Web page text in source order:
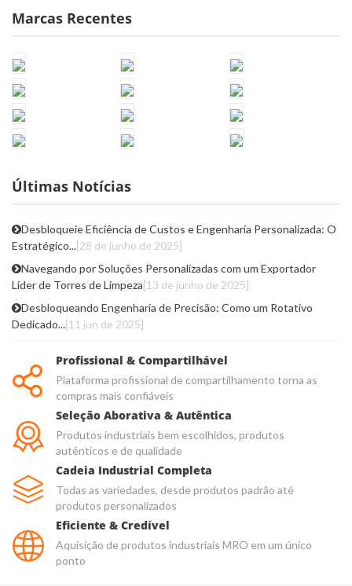
Marcas Recentes
Últimas Notícias
Desbloqueie Eficiência de Custos e Engenharia Personalizada: O
Estratégico...[28 de junho de 2025]
Navegando por Soluções Personalizadas com um Exportador
Líder de Torres de Limpeza[13 de junho de 2025]
Desbloqueando Engenharia de Precisão: Como um Rotativo
Dedicado...[11 jun de 2025]
Profissional & Compartilhável
Plataforma profissional de compartilhamento torna as
compras mais confiáveis
Seleção Aborativa & Autêntica
Produtos industriais bem escolhidos, produtos
autênticos e de qualidade
Cadeia Industrial Completa
Todas as variedades, desde produtos padrão até
produtos personalizados
Eficiente & Credível
Aquisição de produtos industriais MRO em um único
ponto